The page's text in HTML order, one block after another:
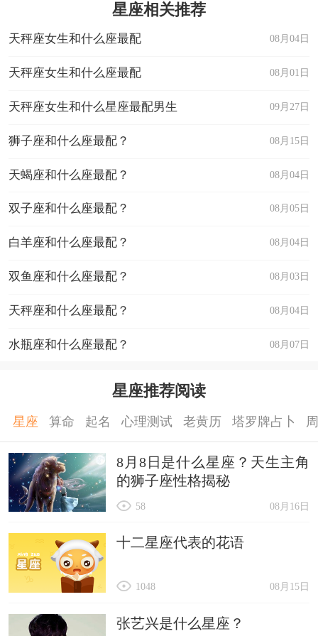
星座相关推荐
08月04日
天秤座女生和什么座最配
08月01日
天秤座女生和什么座最配
09月27日
天秤座女生和什么星座最配男生
08月15日
狮子座和什么座最配？
08月04日
天蝎座和什么座最配？
08月05日
双子座和什么座最配？
08月04日
白羊座和什么座最配？
08月03日
双鱼座和什么座最配？
08月04日
天秤座和什么座最配？
08月07日
水瓶座和什么座最配？
星座推荐阅读
星座 算命 起名 心理测试 老黄历 塔罗牌占卜
8月8日是什么星座？天生主角
的狮子座性格揭秘
08月16日
58
十二星座代表的花语
08月15日
1048
张艺兴是什么星座？